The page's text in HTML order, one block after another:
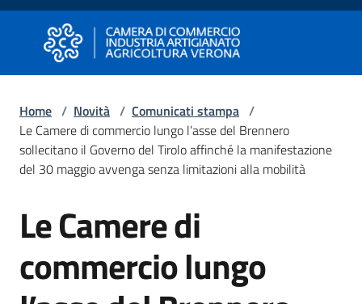
Vai al contenuto
Vai alla navigazione
Vai al footer
Camera di Commercio di Verona
Camera di Commercio di Verona
Avviare
Impresa
Gestire
Impresa
Home / Novità / Comunicati stampa /
Le Camere di commercio lungo l’asse del Brennero
sollecitano il Governo del Tirolo affinché la manifestazione
del 30 maggio avvenga senza limitazioni alla mobilità
Salta al contenuto
Le Camere di
commercio lungo